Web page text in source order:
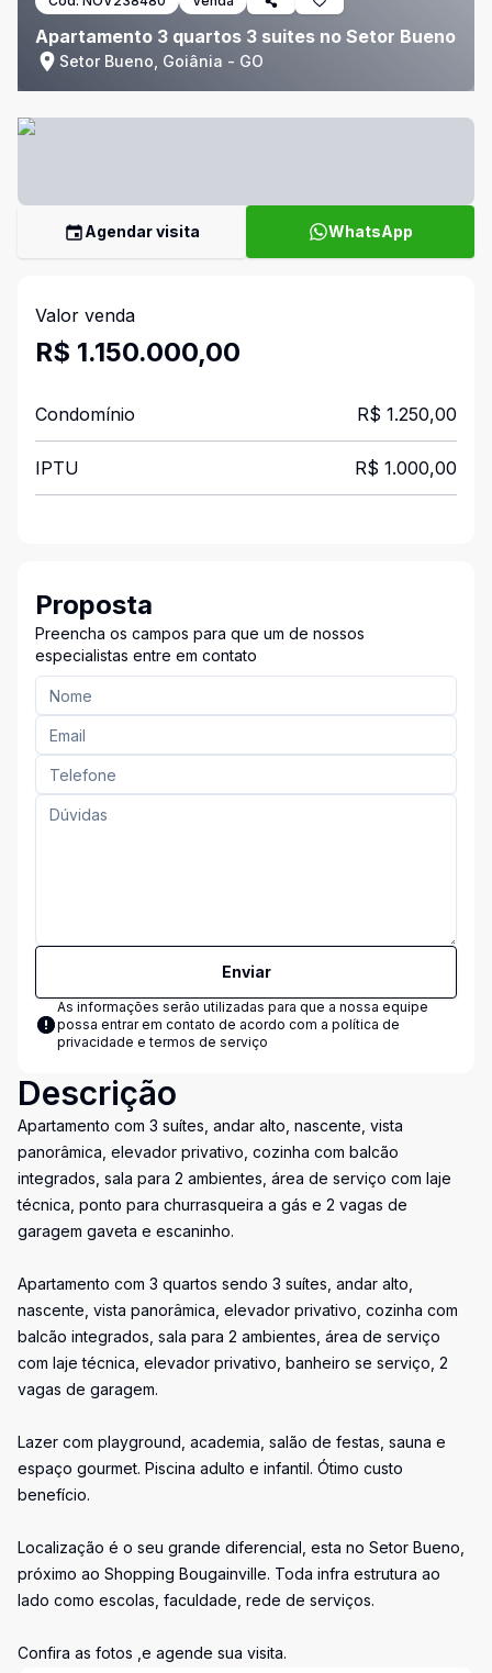
Apartamento 3 quartos 3 suites no Setor Bueno
Setor Bueno, Goiânia - GO
Agendar visita WhatsApp
Valor venda
R$ 1.150.000,00
Condomínio R$ 1.250,00
IPTU R$ 1.000,00
Proposta
Preencha os campos para que um de nossos
especialistas entre em contato
Enviar
As informações serão utilizadas para que a nossa equipe
possa entrar em contato de acordo com a política de
privacidade e termos de serviço
Descrição
Apartamento com 3 suítes, andar alto, nascente, vista
panorâmica, elevador privativo, cozinha com balcão
integrados, sala para 2 ambientes, área de serviço com laje
técnica, ponto para churrasqueira a gás e 2 vagas de
garagem gaveta e escaninho.
Apartamento com 3 quartos sendo 3 suítes, andar alto,
nascente, vista panorâmica, elevador privativo, cozinha com
balcão integrados, sala para 2 ambientes, área de serviço
com laje técnica, elevador privativo, banheiro se serviço, 2
vagas de garagem.
Lazer com playground, academia, salão de festas, sauna e
espaço gourmet. Piscina adulto e infantil. Ótimo custo
benefício.
Localização é o seu grande diferencial, esta no Setor Bueno,
próximo ao Shopping Bougainville. Toda infra estrutura ao
lado como escolas, faculdade, rede de serviços.
Confira as fotos ,e agende sua visita.